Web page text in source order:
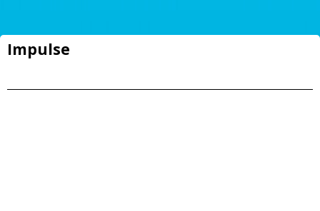
Impulse